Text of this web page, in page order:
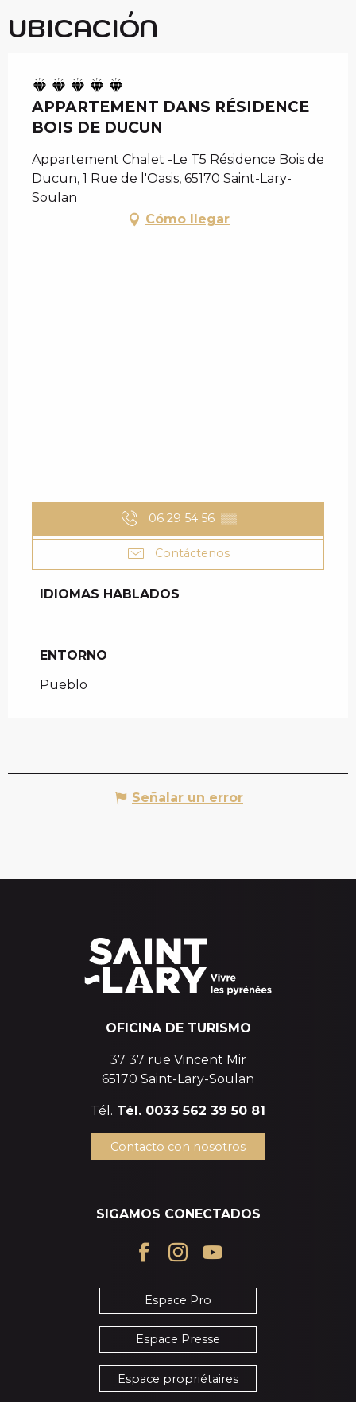
UBICACIÓN
APPARTEMENT DANS RÉSIDENCE
BOIS DE DUCUN
Appartement Chalet -Le T5 Résidence Bois de
Ducun, 1 Rue de l'Oasis, 65170 Saint-Lary-
Soulan
Cómo llegar
06 29 54 56 ▒▒
Contáctenos
IDIOMAS HABLADOS
IDIOMAS HABLADOS
ENTORNO
ENTORNO
Pueblo
Señalar un error
OFICINA DE TURISMO
37 37 rue Vincent Mir
65170 Saint-Lary-Soulan
Tél. Tél. 0033 562 39 50 81
Contacto con nosotros
SIGAMOS CONECTADOS
Espace Pro
Espace Presse
Espace propriétaires